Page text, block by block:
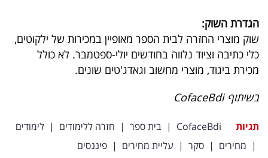
הגדרת השוק:
שוק מוצרי החזרה לבית הספר מאופיין במכירות של ילקוטים,
כלי כתיבה וציוד נלווה בחודשים יולי-ספטמבר. לא כולל
מכירת ביגוד, מוצרי מחשוב וגאדג'טים שונים.
בשיתוף CofaceBdi
תגיות CofaceBdi
| בית ספר | חזרה ללימודים | לימודים
| מחירים | סקר | עליית מחירים | פיננסים